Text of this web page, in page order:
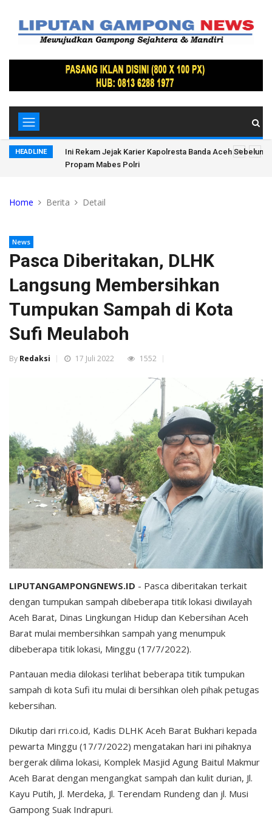
HEADLINE
Ratusan
Ini Rekam Jejak Karier Kapolresta Banda Aceh Sebelum
Propam Mabes Polri
Home Berita Detail
News
Pasca Diberitakan, DLHK
Langsung Membersihkan
Tumpukan Sampah di Kota
Sufi Meulaboh
By Redaksi 17 Juli 2022 1552
LIPUTANGAMPONGNEWS.ID - Pasca diberitakan terkait
dengan tumpukan sampah dibeberapa titik lokasi diwilayah
Aceh Barat, Dinas Lingkungan Hidup dan Kebersihan Aceh
Barat mulai membersihkan sampah yang menumpuk
dibeberapa titik lokasi, Minggu (17/7/2022).
Pantauan media dilokasi terlihat beberapa titik tumpukan
sampah di kota Sufi itu mulai di bersihkan oleh pihak petugas
kebersihan.
Dikutip dari rri.co.id, Kadis DLHK Aceh Barat Bukhari kepada
pewarta Minggu (17/7/2022) mengatakan hari ini pihaknya
bergerak dilima lokasi, Komplek Masjid Agung Baitul Makmur
Aceh Barat dengan mengangkat sampah dan kulit durian, Jl.
Kayu Putih, Jl. Merdeka, Jl. Terendam Rundeng dan jl. Musi
Gampong Suak Indrapuri.